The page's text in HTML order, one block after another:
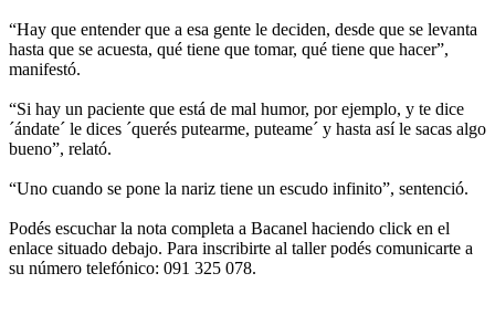
“Hay que entender que a esa gente le deciden, desde que se levanta
hasta que se acuesta, qué tiene que tomar, qué tiene que hacer”,
manifestó.
“Si hay un paciente que está de mal humor, por ejemplo, y te dice
´ándate´ le dices ´querés putearme, puteame´ y hasta así le sacas algo
bueno”, relató.
“Uno cuando se pone la nariz tiene un escudo infinito”, sentenció.
Podés escuchar la nota completa a Bacanel haciendo click en el
enlace situado debajo. Para inscribirte al taller podés comunicarte a
su número telefónico: 091 325 078.